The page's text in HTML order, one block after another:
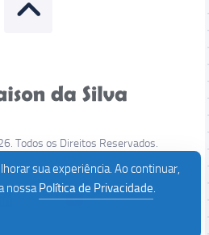
Todos os Direitos Reservados.
sua experiência. Ao continuar,
nossaPolítica de Privacidade.